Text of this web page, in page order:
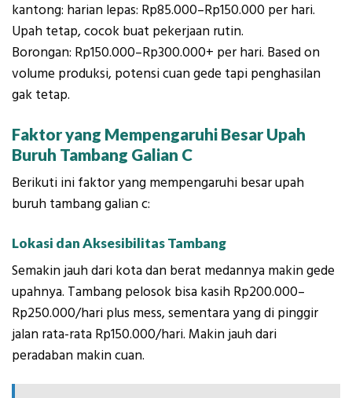
kantong: harian lepas: Rp85.000–Rp150.000 per hari.
Upah tetap, cocok buat pekerjaan rutin.
Borongan: Rp150.000–Rp300.000+ per hari. Based on
volume produksi, potensi cuan gede tapi penghasilan
gak tetap.
Faktor yang Mempengaruhi Besar Upah
Buruh Tambang Galian C
Berikuti ini faktor yang mempengaruhi besar upah
buruh tambang galian c:
Lokasi dan Aksesibilitas Tambang
Semakin jauh dari kota dan berat medannya makin gede
upahnya. Tambang pelosok bisa kasih Rp200.000–
Rp250.000/hari plus mess, sementara yang di pinggir
jalan rata-rata Rp150.000/hari. Makin jauh dari
peradaban makin cuan.